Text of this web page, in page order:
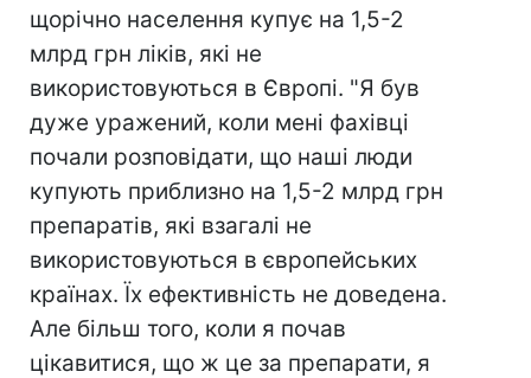
щорічно населення купує на 1,5-2
млрд грн ліків, які не
використовуються в Європі. "Я був
дуже уражений, коли мені фахівці
почали розповідати, що наші люди
купують приблизно на 1,5-2 млрд грн
препаратів, які взагалі не
використовуються в європейських
країнах. Їх ефективність не доведена.
Але більш того, коли я почав
цікавитися, що ж це за препарати, я